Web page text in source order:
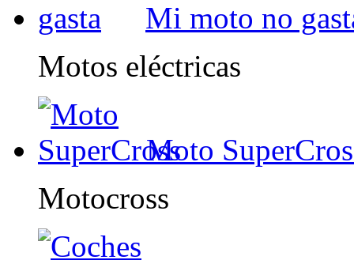
Mi moto no
Motos eléctricas
Moto
Motocross